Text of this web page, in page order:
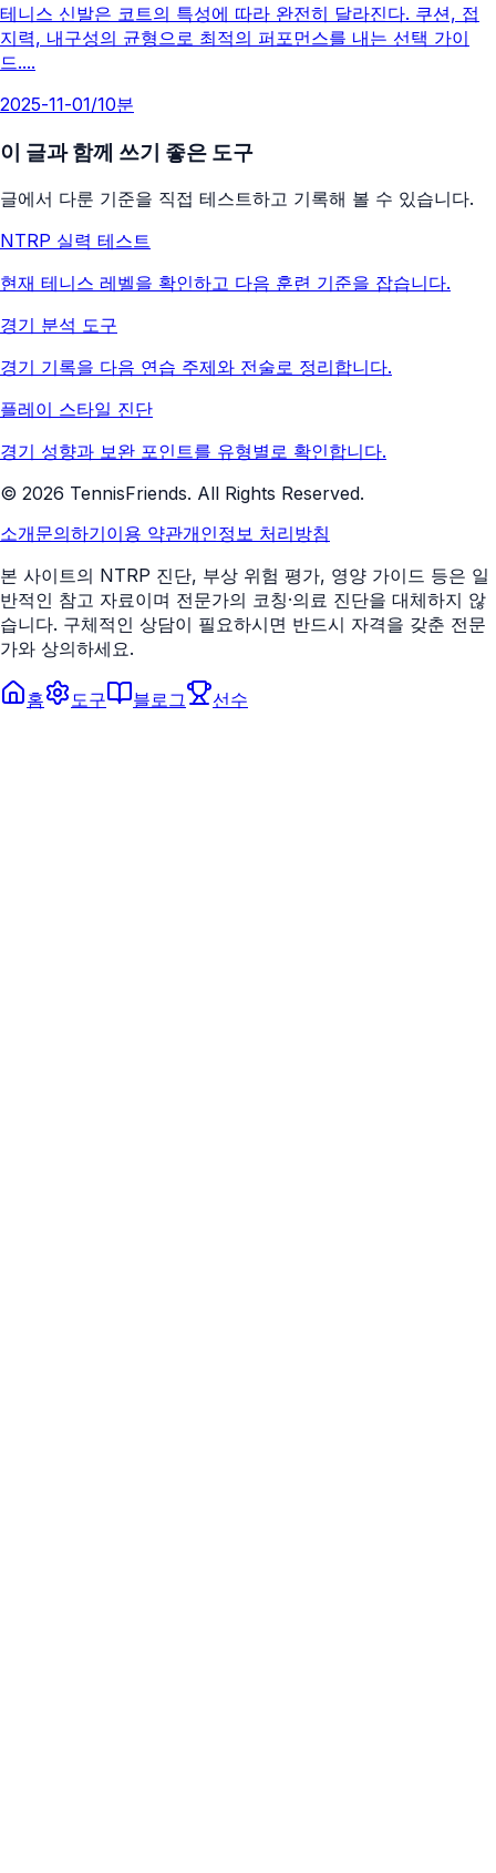
테니스 신발은 코트의 특성에 따라 완전히 달라진다. 쿠션, 접
지력, 내구성의 균형으로 최적의 퍼포먼스를 내는 선택 가이
드....
2025-11-01/10분
이 글과 함께 쓰기 좋은 도구
글에서 다룬 기준을 직접 테스트하고 기록해 볼 수 있습니다.
NTRP 실력 테스트
현재 테니스 레벨을 확인하고 다음 훈련 기준을 잡습니다.
경기 분석 도구
경기 기록을 다음 연습 주제와 전술로 정리합니다.
플레이 스타일 진단
경기 성향과 보완 포인트를 유형별로 확인합니다.
© 2026 TennisFriends. All Rights Reserved.
소개문의하기이용 약관개인정보 처리방침
본 사이트의 NTRP 진단, 부상 위험 평가, 영양 가이드 등은 일
반적인 참고 자료이며 전문가의 코칭·의료 진단을 대체하지 않
습니다. 구체적인 상담이 필요하시면 반드시 자격을 갖춘 전문
가와 상의하세요.
홈 도구 블로그 선수